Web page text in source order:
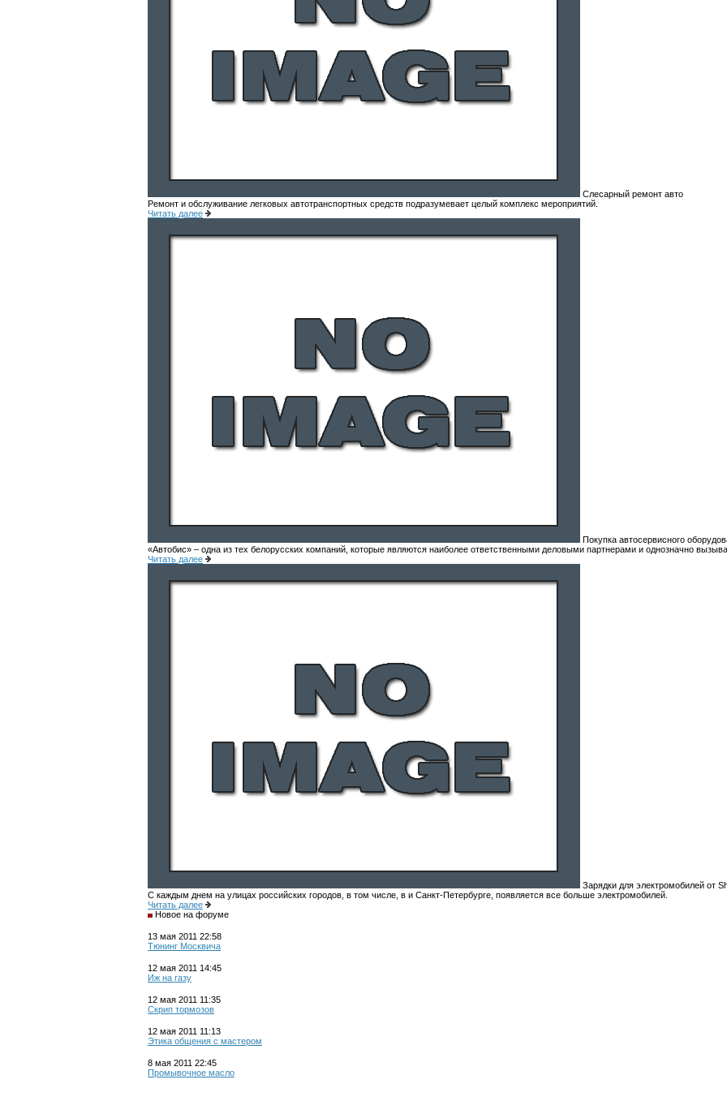
Слесарный ремонт авто
Ремонт и обслуживание легковых автотранспортных средств подразумевает целый комплекс мероприятий.
Читать далее
Покупка автосервисного
«Автобис» – одна из тех белорусских компаний, которые являются наиболее ответственными деловыми партнерами и однозначно
Читать далее
Зарядки для электромобилей от
С каждым днем на улицах российских городов, в том числе, в и Санкт-Петербурге, появляется все больше электромобилей.
Читать далее
Новое на форуме
13 мая 2011 22:58
Тюнинг Москвича
12 мая 2011 14:45
Иж на газу
12 мая 2011 11:35
Скрип тормозов
12 мая 2011 11:13
Этика общения с мастером
8 мая 2011 22:45
Промывочное масло